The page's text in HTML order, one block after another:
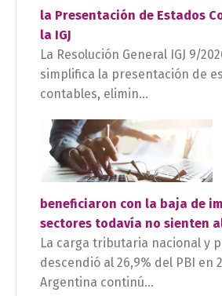
la Presentación de Estados
la IGJ
La Resolución General IGJ 9/
simplifica la presentación de
contables, elimin...
beneficiaron con la baja de
sectores todavía no sienten
La carga tributaria nacional y
descendió al 26,9% del PBI en
Argentina continú...